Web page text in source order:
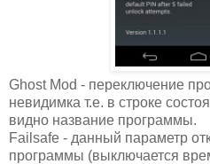
Ghost Mod - переключение
невидимка т.е. в строке
видно название программы.
Failsafe - данный параметр
программы (выключается